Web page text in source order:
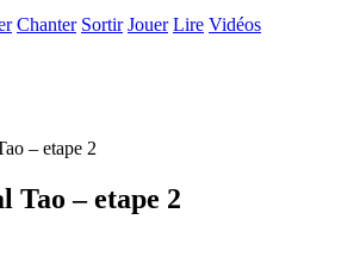
Chanter Sortir Jouer Lire Vidéos
– etape 2
Tao – etape 2